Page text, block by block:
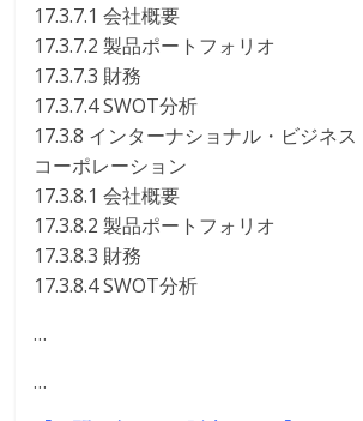
17.3.7.1 会社概要
17.3.7.2 製品ポートフォリオ
17.3.7.3 財務
17.3.7.4 SWOT分析
17.3.8 インターナショナル・ビジネス
コーポレーション
17.3.8.1 会社概要
17.3.8.2 製品ポートフォリオ
17.3.8.3 財務
17.3.8.4 SWOT分析
…
…